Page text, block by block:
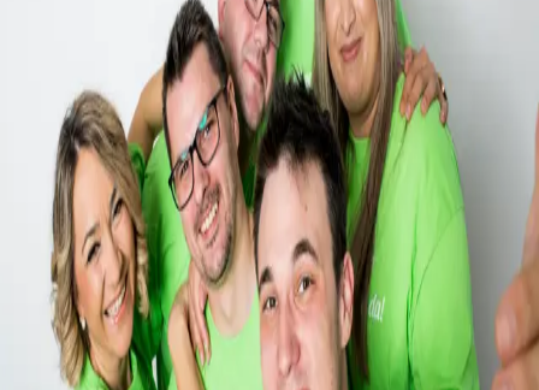
in unsere Einrichtung
Unserteam